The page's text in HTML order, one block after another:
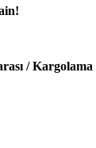
/ Kargolama